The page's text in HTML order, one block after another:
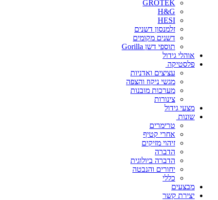
GROTEK
H&G
HESI
זלמנסון דשנים
דשנים מקומים
תוספי דשן Gorilla
אוהלי גידול
פלסטיקה
עציצים ואדניות
מגשי ניקוז והצפה
מערכות מובנות
צינורות
מצעי גידול
שונות
טרימרים
אחרי קטיף
זיהוי מזיקים
הדברה
הדברה ביולוגית
יחורים והנבטה
כללי
מבצעים
יצירת קשר